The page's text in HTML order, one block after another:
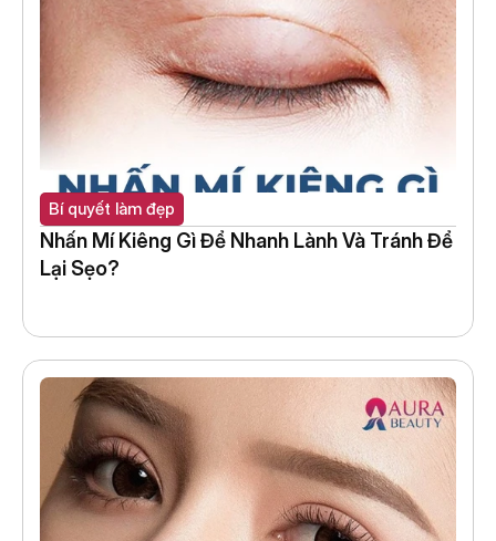
Bí quyết làm đẹp
Nhấn Mí Kiêng Gì Để Nhanh Lành Và Tránh Để
Lại Sẹo?